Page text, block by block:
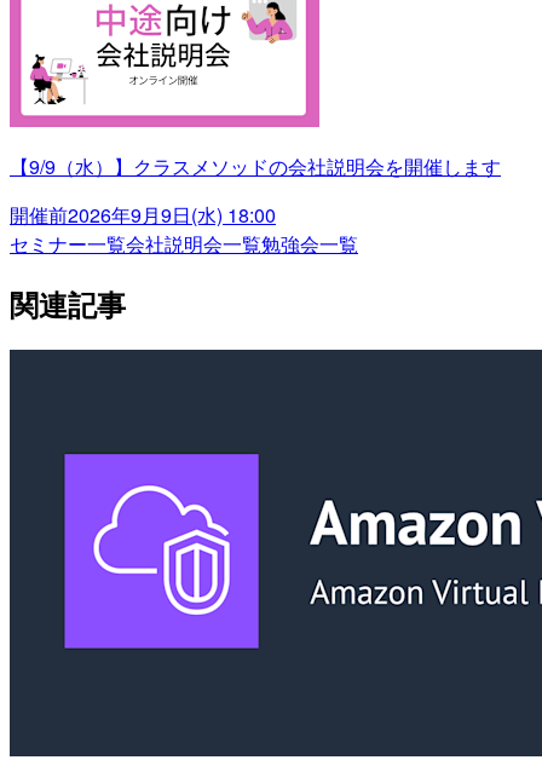
【9/9（水）】クラスメソッドの会社説明会を開催します
開催前2026年9月9日(水) 18:00
セミナー一覧会社説明会一覧勉強会一覧
関連記事